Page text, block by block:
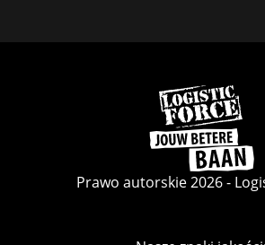
FacebookLinkedInInstagram
Wróć
do
strony
głównej
Prawo autorskie 2026 -